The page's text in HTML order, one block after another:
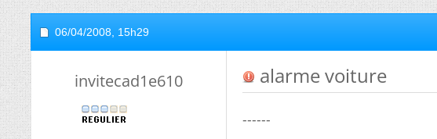
06/04/2008, 15h29
invitecad1e610 alarme voiture
------